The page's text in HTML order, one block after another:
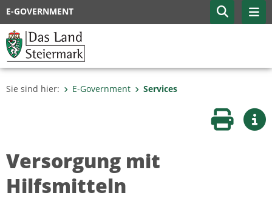
E-GOVERNMENT
Sie sind hier: E-Government Services
Seite
Versorgung mit
Hilfsmitteln